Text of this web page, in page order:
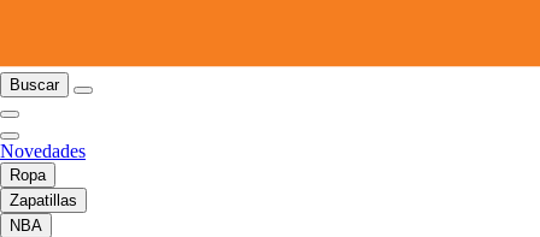
Buscar
Novedades
Ropa
Zapatillas
NBA